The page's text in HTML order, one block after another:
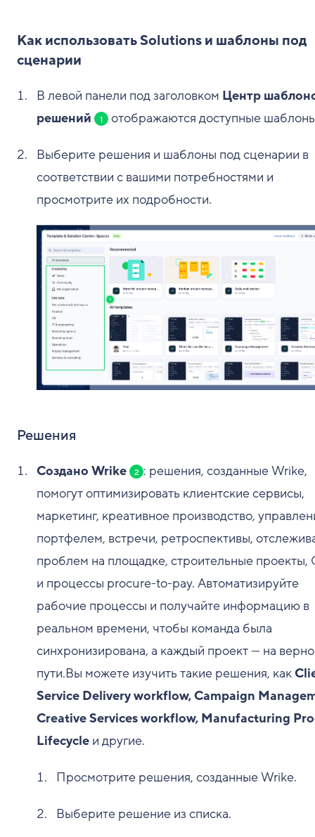
Как использовать Solutions и шаблоны под
сценарии
В левой панели под заголовком Центр
решений
1 отображаются доступные
Выберите решения и шаблоны под сценарии в
соответствии с вашими потребностями и
просмотрите их подробности.
Решения
Создано Wrike 2 : решения, созданные Wrike,
помогут оптимизировать клиентские сервисы,
маркетинг, креативное производство,
портфелем, встречи, ретроспективы,
проблем на площадке, строительные проекты,
и процессы procure-to-pay. Автоматизируйте
рабочие процессы и получайте информацию в
реальном времени, чтобы команда была
синхронизирована, а каждый проект — на
пути.Вы можете изучить такие решения, как
Service Delivery workflow, Campaign
Creative Services workflow, Manufacturing
Lifecycle и другие.
Просмотрите решения, созданные Wrike.
Выберите решение из списка.